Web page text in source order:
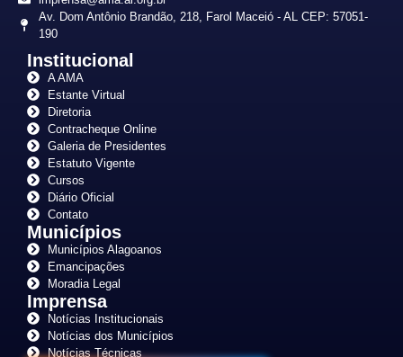
Av. Dom Antônio Brandão, 218, Farol Maceió - AL CEP: 57051-
190
Institucional
A AMA
Estante Virtual
Diretoria
Contracheque Online
Galeria de Presidentes
Estatuto Vigente
Cursos
Diário Oficial
Contato
Municípios
Municípios Alagoanos
Emancipações
Moradia Legal
Imprensa
Notícias Institucionais
Notícias dos Municípios
Notícias Técnicas